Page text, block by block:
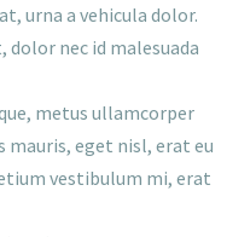
urna a vehicula dolor.
nec id malesuada
metus ullamcorper
mauris, eget nisl, erat eu
vestibulum mi, erat